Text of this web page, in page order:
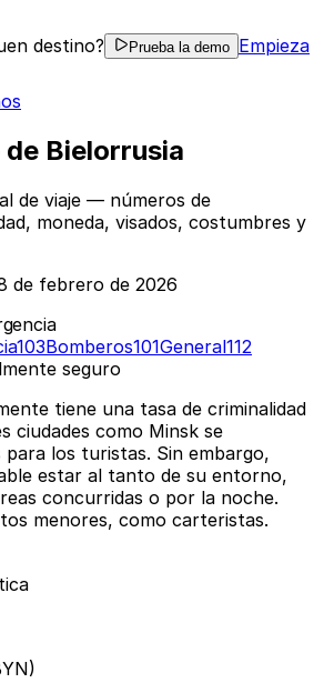
destino?
Prueba la demo Empieza
de Bielorrusia
de viaje — números de
moneda, visados, costumbres y
de febrero de 2026
103Bomberos101General112
seguro
tiene una tasa de criminalidad
ciudades como Minsk se
para los turistas. Sin embargo,
estar al tanto de su entorno,
concurridas o por la noche.
menores, como carteristas.